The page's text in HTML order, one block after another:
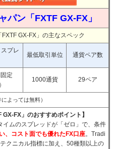
パン「FXTF GX-FX」
GX-FX」の主なスペック
プレ
最低取引単位 通貨ペア数
定
1000通貨 29ペア
よっては無料）
FX」のおすすめポイント】
イムのスプレッドが「ゼロ」で、条件
、コスト面でも優れたFX口座。Tradi
クニカル指標に加え、50種類以上の